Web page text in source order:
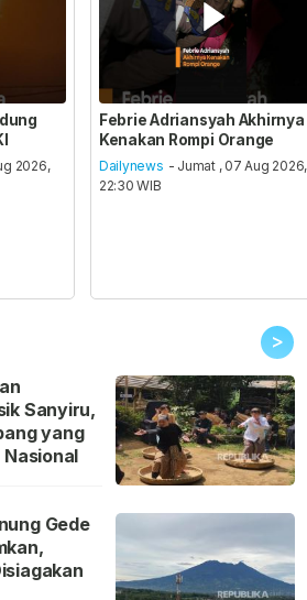
2026,
Febrie Adriansyah Akhirnya
Kenakan Rompi Orange
Dailynews - Jumat , 07 Aug 2026,
22:30 WIB
>
Sanyiru,
yang
Gede